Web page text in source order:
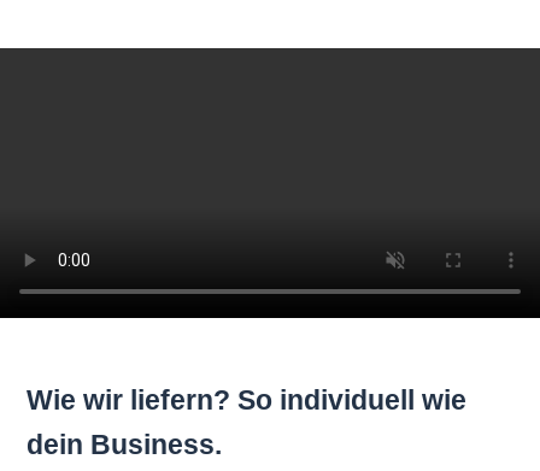
Wie wir liefern? So individuell wie
dein Business.